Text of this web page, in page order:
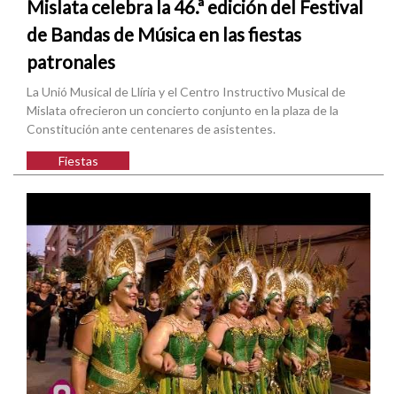
Mislata celebra la 46.ª edición del Festival
de Bandas de Música en las fiestas
patronales
La Unió Musical de Llíria y el Centro Instructivo Musical de
Mislata ofrecieron un concierto conjunto en la plaza de la
Constitución ante centenares de asistentes.
Fiestas